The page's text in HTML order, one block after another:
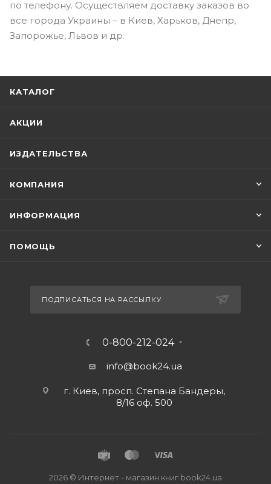
по телефону. Осуществляем доставку заказов во
все города Украины – в Киев, Харьков, Днепр,
Запорожье, Львов и др.
КАТАЛОГ
АКЦИИ
ИЗДАТЕЛЬСТВА
КОМПАНИЯ
ИНФОРМАЦИЯ
ПОМОЩЬ
ПОДПИСАТЬСЯ НА РАССЫЛКУ
0-800-212-024
info@book24.ua
г. Киев, просп. Степана Бандеры,
8/16 оф. 500
2026 © Интернет - магазин книг book24.ua